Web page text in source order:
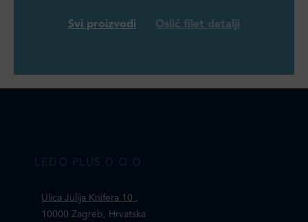
Svi proizvodi Oslić filet detalji
LEDO PLUS D.O.O.
Ulica Julija Knifera 10 ,
10000 Zagreb, Hrvatska